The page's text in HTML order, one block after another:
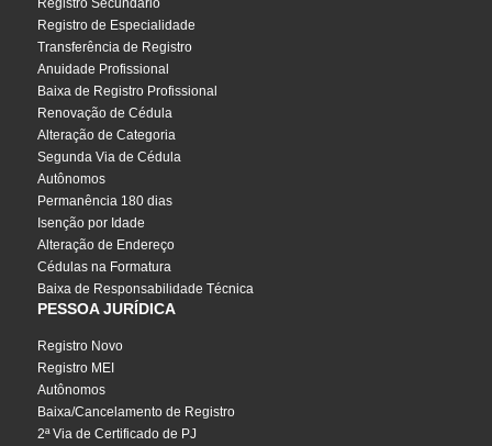
Registro de Especialidade
Transferência de Registro
Anuidade Profissional
Baixa de Registro Profissional
Renovação de Cédula
Alteração de Categoria
Segunda Via de Cédula
Autônomos
Permanência 180 dias
Isenção por Idade
Alteração de Endereço
Cédulas na Formatura
Baixa de Responsabilidade Técnica
PESSOA JURÍDICA
Registro Novo
Registro MEI
Autônomos
Baixa/Cancelamento de Registro
2ª Via de Certificado de PJ